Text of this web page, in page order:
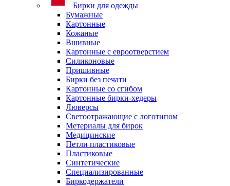
Бирки для одежды
Бумажные
Картонные
Кожаные
Вшивные
Картонные с евроотверстием
Силиконовые
Пришивные
Бирки без печати
Картонные со сгибом
Картонные бирки-хедеры
Люверсы
Светоотражающие с логотипом
Метериалы для бирок
Медицинские
Петли пластиковые
Пластиковые
Синтетические
Специализированные
Биркодержатели